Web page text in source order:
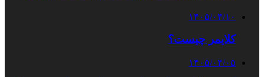
۱۴۰۵/۰۴/۱۰
کلایمر چیست؟
۱۴۰۵/۰۴/۰۵